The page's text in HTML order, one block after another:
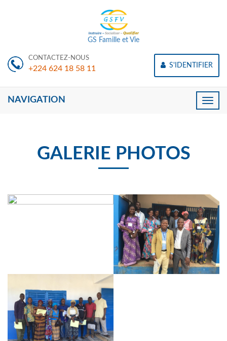
GS Famille et Vie
CONTACTEZ-NOUS
+224 624 18 58 11 S'IDENTIFIER
Toggle
NAVIGATION
GALERIE PHOTOS